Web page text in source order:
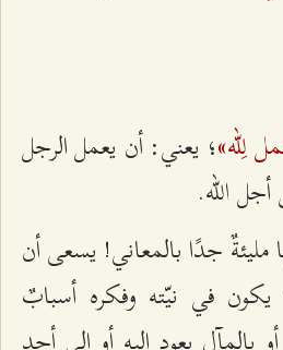
لِلّه»؛ يعني: أن يعمل الرجل
الله.
جدًا بالمعاني! يسعى أن
في نيّته وفكره أسبابٌ